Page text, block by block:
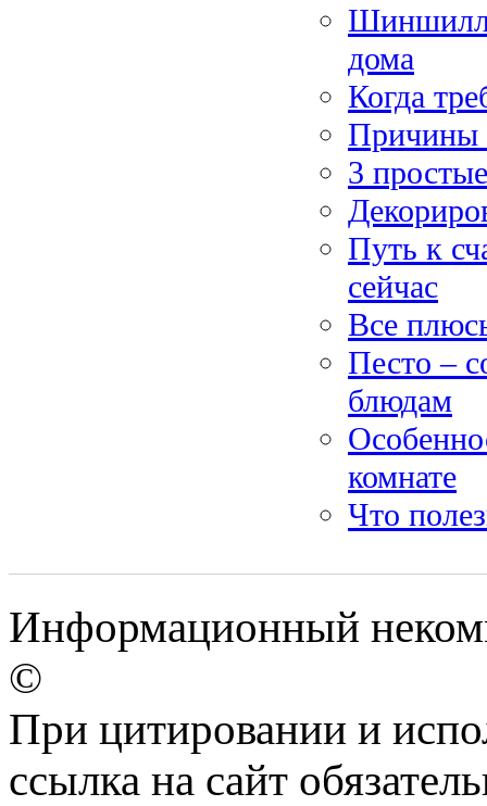
дома
Когда
Причины
3
Путь к
сейчас
Все
Песто –
блюдам
комнате
Что
Информационный
©
При цитировании и
ссылка на сайт